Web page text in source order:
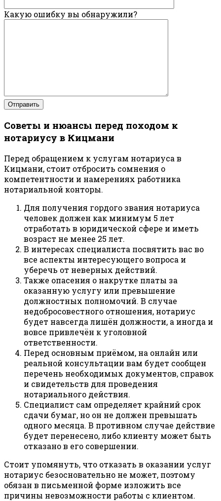
Какую ошибку вы обнаружили?
Советы и нюансы перед походом к
нотариусу в Кицмани
Перед обращением к услугам нотариуса в
Кицмани, стоит отбросить сомнения о
компетентности и намерениях работника
нотариальной конторы.
Для получения гордого звания нотариуса
человек должен как минимум 5 лет
отработать в юридической сфере и иметь
возраст не менее 25 лет.
В интересах специалиста посвятить вас во
все аспекты интересующего вопроса и
уберечь от неверных действий.
Также опасения о накрутке платы за
оказанную услугу или превышение
должностных полномочий. В случае
недобросовестного отношения, нотариус
будет навсегда лишён должности, а иногда и
вовсе привлечён к уголовной
ответственности.
Перед основным приёмом, на онлайн или
реальной консультации вам будет сообщен
перечень необходимых документов, справок
и свидетельств для проведения
нотариального действия.
Специалист сам определяет крайний срок
сдачи бумаг, но он не должен превышать
одного месяца. В противном случае действие
будет перенесено, либо клиенту может быть
отказано в его совершении.
Стоит упомянуть, что отказать в оказании услуг
нотариус безосновательно не может, поэтому
обязан в письменной форме изложить все
причины невозможности работы с клиентом.